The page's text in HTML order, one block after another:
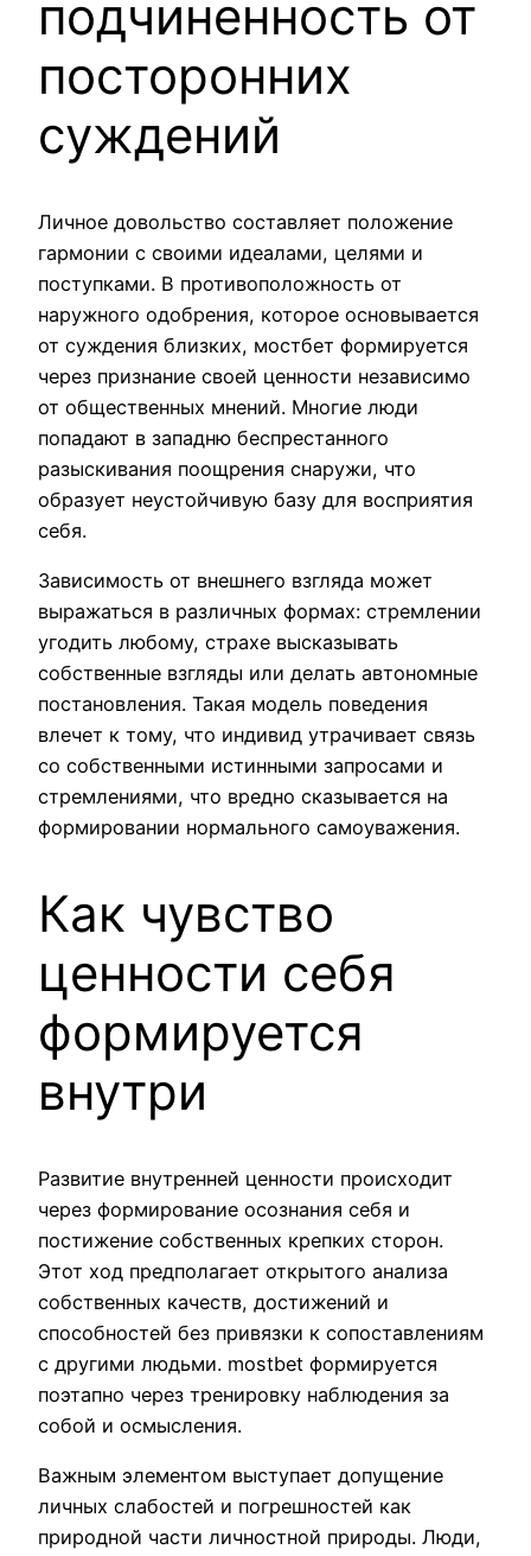
подчиненность от
посторонних
суждений
Личное довольство составляет положение
гармонии с своими идеалами, целями и
поступками. В противоположность от
наружного одобрения, которое основывается
от суждения близких, мостбет формируется
через признание своей ценности независимо
от общественных мнений. Многие люди
попадают в западню беспрестанного
разыскивания поощрения снаружи, что
образует неустойчивую базу для восприятия
себя.
Зависимость от внешнего взгляда может
выражаться в различных формах: стремлении
угодить любому, страхе высказывать
собственные взгляды или делать автономные
постановления. Такая модель поведения
влечет к тому, что индивид утрачивает связь
со собственными истинными запросами и
стремлениями, что вредно сказывается на
формировании нормального самоуважения.
Как чувство
ценности себя
формируется
внутри
Развитие внутренней ценности происходит
через формирование осознания себя и
постижение собственных крепких сторон.
Этот ход предполагает открытого анализа
собственных качеств, достижений и
способностей без привязки к сопоставлениям
с другими людьми. mostbet формируется
поэтапно через тренировку наблюдения за
собой и осмысления.
Важным элементом выступает допущение
личных слабостей и погрешностей как
природной части личностной природы. Люди,